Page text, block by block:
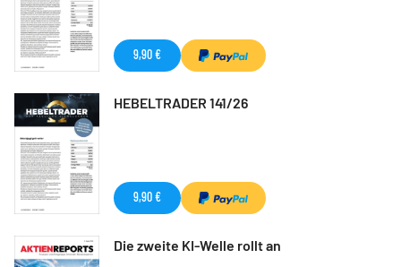
9,90 €
HEBELTRADER 141/26
9,90 €
Die zweite KI-Welle rollt an